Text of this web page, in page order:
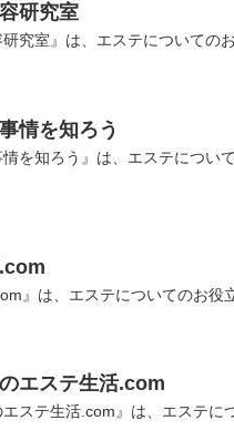
研究室
研究室』は、エステについて
情を知ろう
情を知ろう』は、エステについ
』は、エステについてのお
エステ生活.com
エステ生活.com』は、エステ